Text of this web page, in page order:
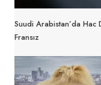
Suudi Arabistan’da Hac
Fransız